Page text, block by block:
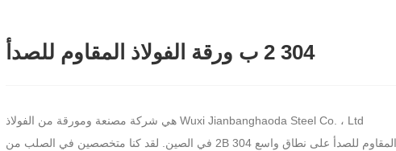
304 2 ب ورقة الفولاذ المقاوم للصدأ
Wuxi Jianbanghaoda Steel Co. ، Ltd هي شركة مصنعة ومورقة من الفولاذ
المقاوم للصدأ على نطاق واسع 304 2B في الصين. لقد كنا متخصصين في الصلب من